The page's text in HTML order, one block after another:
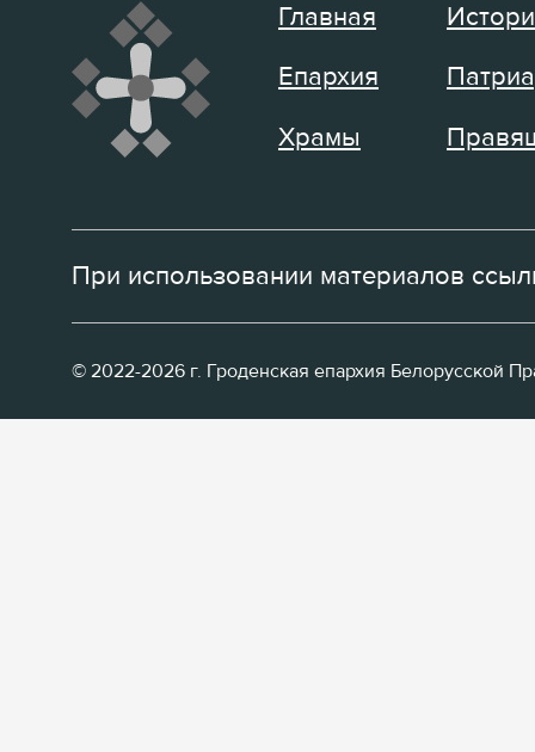
Главная
Епархия
Храмы
При использовании материалов
© 2022-2026 г. Гроденская епархия Белорусской